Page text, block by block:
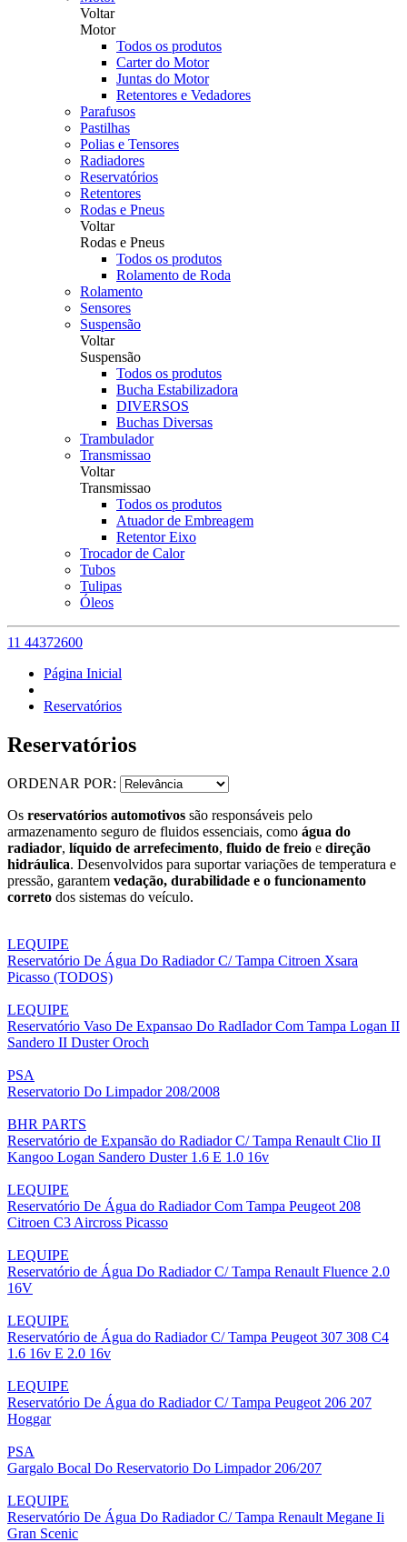
Voltar
Motor
Todos os produtos
Carter do Motor
Juntas do Motor
Retentores e Vedadores
Parafusos
Pastilhas
Polias e Tensores
Radiadores
Reservatórios
Retentores
Rodas e Pneus
Voltar
Rodas e Pneus
Todos os produtos
Rolamento de Roda
Rolamento
Sensores
Suspensão
Voltar
Suspensão
Todos os produtos
Bucha Estabilizadora
DIVERSOS
Buchas Diversas
Trambulador
Transmissao
Voltar
Transmissao
Todos os produtos
Atuador de Embreagem
Retentor Eixo
Trocador de Calor
Tubos
Tulipas
Óleos
11 44372600
Página Inicial
Reservatórios
Reservatórios
ORDENAR POR:
Os reservatórios automotivos são responsáveis pelo
armazenamento seguro de fluidos essenciais, como água do
radiador, líquido de arrefecimento, fluido de freio e direção
hidráulica. Desenvolvidos para suportar variações de temperatura e
pressão, garantem vedação, durabilidade e o funcionamento
correto dos sistemas do veículo.
LEQUIPE
Reservatório De Água Do Radiador C/ Tampa Citroen Xsara
Picasso (TODOS)
LEQUIPE
Reservatório Vaso De Expansao Do RadIador Com Tampa Logan II
Sandero II Duster Oroch
PSA
Reservatorio Do Limpador 208/2008
BHR PARTS
Reservatório de Expansão do Radiador C/ Tampa Renault Clio II
Kangoo Logan Sandero Duster 1.6 E 1.0 16v
LEQUIPE
Reservatório De Água do Radiador Com Tampa Peugeot 208
Citroen C3 Aircross Picasso
LEQUIPE
Reservatório de Água Do Radiador C/ Tampa Renault Fluence 2.0
16V
LEQUIPE
Reservatório de Água do Radiador C/ Tampa Peugeot 307 308 C4
1.6 16v E 2.0 16v
LEQUIPE
Reservatório De Água do Radiador C/ Tampa Peugeot 206 207
Hoggar
PSA
Gargalo Bocal Do Reservatorio Do Limpador 206/207
LEQUIPE
Reservatório De Água Do Radiador C/ Tampa Renault Megane Ii
Gran Scenic